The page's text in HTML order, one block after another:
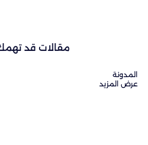
مقالات قد تهمك
المدونة
عرض المزيد